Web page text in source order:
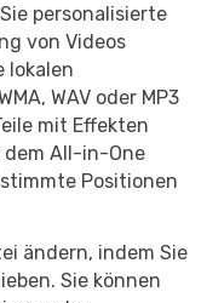
personalisierte
von Videos
lokalen
WAV oder MP3
mit Effekten
dem All-in-One
Positionen
ändern, indem Sie
Sie können